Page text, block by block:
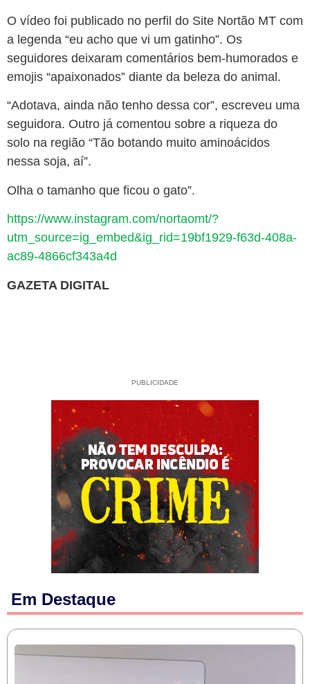
O vídeo foi publicado no perfil do Site Nortão MT com
a legenda “eu acho que vi um gatinho”. Os
seguidores deixaram comentários bem-humorados e
emojis “apaixonados” diante da beleza do animal.
“Adotava, ainda não tenho dessa cor”, escreveu uma
seguidora. Outro já comentou sobre a riqueza do
solo na região “Tão botando muito aminoácidos
nessa soja, aí”.
Olha o tamanho que ficou o gato”.
https://www.instagram.com/nortaomt/?
utm_source=ig_embed&ig_rid=19bf1929-f63d-408a-
ac89-4866cf343a4d
GAZETA DIGITAL
PUBLICIDADE
Em Destaque